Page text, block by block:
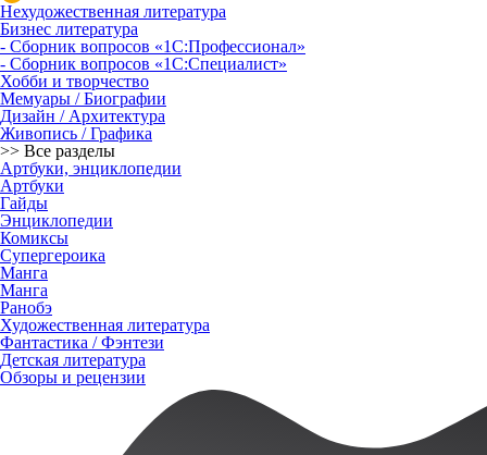
Нехудожественная литература
Бизнес литература
- Сборник вопросов «1С:Профессионал»
- Сборник вопросов «1С:Специалист»
Хобби и творчество
Мемуары / Биографии
Дизайн / Архитектура
Живопись / Графика
>> Все разделы
Артбуки, энциклопедии
Артбуки
Гайды
Энциклопедии
Комиксы
Супергероика
Манга
Манга
Ранобэ
Художественная литература
Фантастика / Фэнтези
Детская литература
Обзоры и рецензии